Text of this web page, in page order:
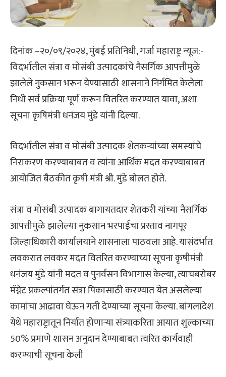
दिनांक –२०/०९/२०२४, मुंबई प्रतिनिधी, गर्जा महाराष्ट्र न्यूज:-
विदर्भातील संत्रा व मोसंबी उत्पादकांचे नैसर्गिक आपत्तीमुळे
झालेले नुकसान भरून येण्यासाठी शासनाने निर्गमित केलेला
निधी सर्व प्रक्रिया पूर्ण करून वितरित करण्यात यावा, अशा
सूचना कृषिमंत्री धनंजय मुंडे यांनी दिल्या.
विदर्भातील संत्रा व मोसंबी उत्पादक शेतकऱ्यांच्या समस्यांचे
निराकरण करण्याबाबत व त्यांना आर्थिक मदत करण्याबाबत
आयोजित बैठकीत कृषी मंत्री श्री. मुंडे बोलत होते.
संत्रा व मोसंबी उत्पादक बागायतदार शेतकरी यांच्या नैसर्गिक
आपत्तीमुळे झालेल्या नुकसान भरपाईचा प्रस्ताव नागपूर
जिल्हाधिकारी कार्यालयाने शासनाला पाठवला आहे. यासंदर्भात
लवकरात लवकर मदत वितरित करण्याच्या सूचना कृषीमंत्री
धनंजय मुंडे यांनी मदत व पुनर्वसन विभागास केल्या, त्याचबरोबर
मॅग्नेट प्रकल्पांतर्गत संत्रा पिकासाठी करण्यात येत असलेल्या
कामांचा आढावा घेऊन गती देण्याच्या सूचना केल्या. बांगलादेश
येथे महाराष्ट्रातून निर्यात होणाऱ्या संत्र्याकरिता आयात शुल्काच्या
50% प्रमाणे शासन अनुदान देण्याबाबत त्वरित कार्यवाही
करण्याची सूचना केली